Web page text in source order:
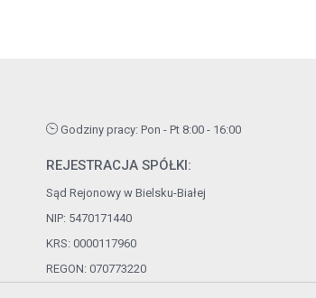
Godziny pracy: Pon - Pt 8:00 - 16:00
REJESTRACJA SPÓŁKI:
Sąd Rejonowy w Bielsku-Białej
NIP: 5470171440
KRS: 0000117960
REGON: 070773220